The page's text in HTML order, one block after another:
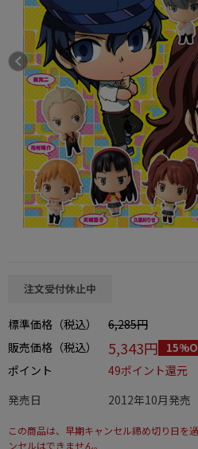
この商品をシェアする
注文受付休止中
標準価格（税込）
6,285円
販売価格（税込）
5,343円
ポイント
49ポイント還元
発売日
2012年10月発売
この商品は、早期キャンセル締め切り日を
ンセルはできません。